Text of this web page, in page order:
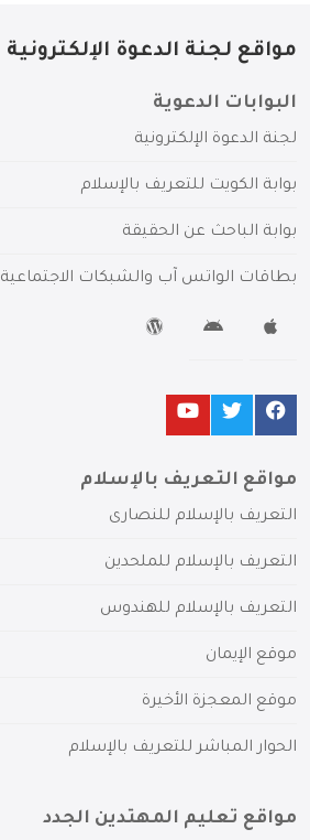
مواقع لجنة الدعوة الإلكترونية
البوابات الدعوية
لجنة الدعوة الإلكترونية
بوابة الكويت للتعريف بالإسلام
بوابة الباحث عن الحقيقة
بطاقات الواتس آب والشبكات الاجتماعية
مواقع التعريف بالإسلام
التعريف بالإسلام للنصارى
التعريف بالإسلام للملحدين
التعريف بالإسلام للهندوس
موقع الإيمان
موقع المعجزة الأخيرة
الحوار المباشر للتعريف بالإسلام
مواقع تعليم المهتدين الجدد